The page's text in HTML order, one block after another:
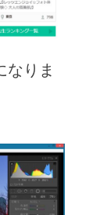
なりま